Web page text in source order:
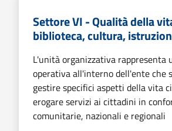
Settore VI - Qualità della
biblioteca, cultura,
L'unità organizzativa rappresenta
operativa all'interno dell'ente che
gestire specifici aspetti della vita
erogare servizi ai cittadini in
comunitarie, nazionali e regionali